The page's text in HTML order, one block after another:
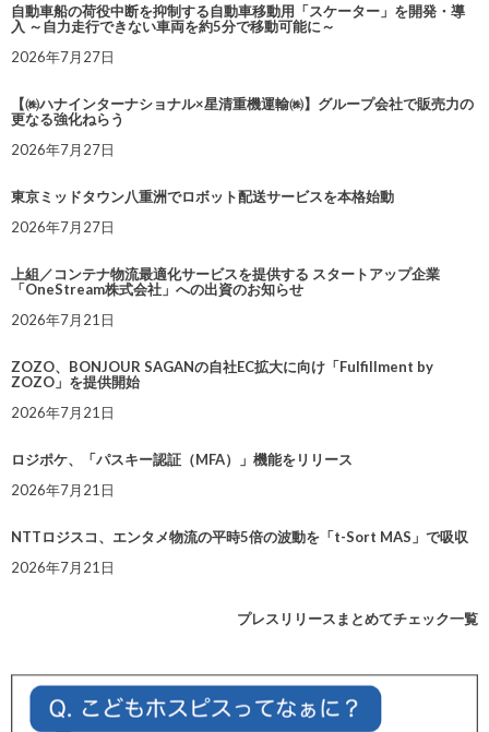
自動車船の荷役中断を抑制する自動車移動用「スケーター」を開発・導
入 ～自力走行できない車両を約5分で移動可能に～
2026年7月27日
【㈱ハナインターナショナル×星清重機運輸㈱】グループ会社で販売力の
更なる強化ねらう
2026年7月27日
東京ミッドタウン八重洲でロボット配送サービスを本格始動
2026年7月27日
上組／コンテナ物流最適化サービスを提供する スタートアップ企業
「OneStream株式会社」への出資のお知らせ
2026年7月21日
ZOZO、BONJOUR SAGANの自社EC拡大に向け「Fulfillment by
ZOZO」を提供開始
2026年7月21日
ロジポケ、「パスキー認証（MFA）」機能をリリース
2026年7月21日
NTTロジスコ、エンタメ物流の平時5倍の波動を「t-Sort MAS」で吸収
2026年7月21日
プレスリリースまとめてチェック一覧